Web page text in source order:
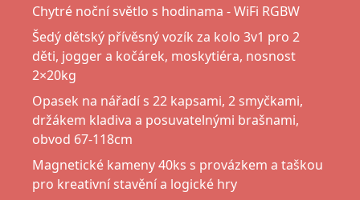
Chytré noční světlo s hodinama - WiFi RGBW
Šedý dětský přívěsný vozík za kolo 3v1 pro 2
děti, jogger a kočárek, moskytiéra, nosnost
2×20kg
Opasek na nářadí s 22 kapsami, 2 smyčkami,
držákem kladiva a posuvatelnými brašnami,
obvod 67-118cm
Magnetické kameny 40ks s provázkem a taškou
pro kreativní stavění a logické hry